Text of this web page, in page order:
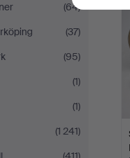
(64)
(37)
(95)
(1)
(1)
(1 241)